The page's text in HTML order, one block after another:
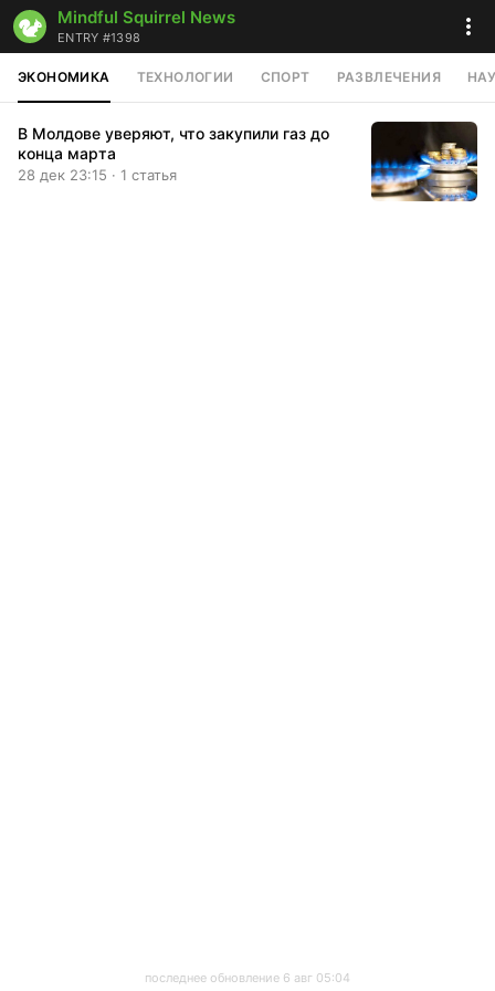
Mindful Squirrel News
ENTRY #1398
ЭКОНОМИКА ТЕХНОЛОГИИ СПОРТ РАЗВЛЕЧЕНИЯ
В Молдове уверяют, что закупили газ до
конца марта
28 дек 23:15 · 1 статья
последнее обновление 6 авг 05:04